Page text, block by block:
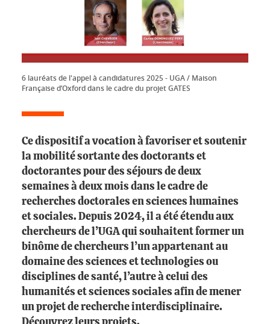
6 lauréats de l'appel à candidatures 2025 - UGA / Maison
Française d’Oxford dans le cadre du projet GATES
Ce dispositif a vocation à favoriser et soutenir
la mobilité sortante des doctorants et
doctorantes pour des séjours de deux
semaines à deux mois dans le cadre de
recherches doctorales en sciences humaines
et sociales. Depuis 2024, il a été étendu aux
chercheurs de l’UGA qui souhaitent former un
binôme de chercheurs l’un appartenant au
domaine des sciences et technologies ou
disciplines de santé, l’autre à celui des
humanités et sciences sociales afin de mener
un projet de recherche interdisciplinaire.